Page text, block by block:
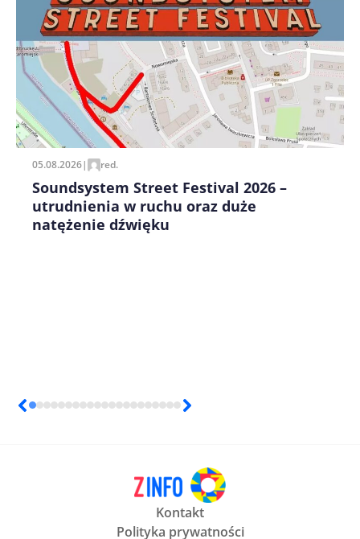
Zapamiętaj moje dane w tej przeglądarce podczas
pisania kolejnych komentarzy.
05.08.2026| red.
Soundsystem Street Festival 2026 –
utrudnienia w ruchu oraz duże
natężenie dźwięku
Kontakt
Polityka prywatności